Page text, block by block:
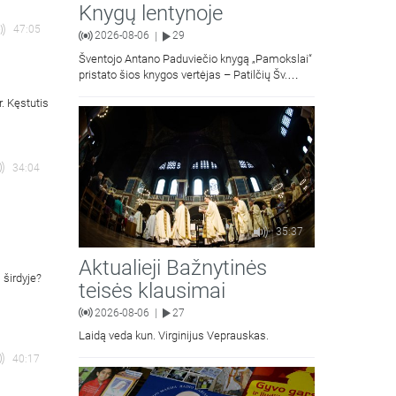
47:05
Kęstutis
34:04
širdyje?
40:17
Knygų lentynoje
2026-08-06 29
Šventojo Antano Paduviečio knygą „Pamokslai“
pristato šios knygos vertėjas – Patilčių Šv.
moralinės teologijos dr. Algirdas Petras
35:37
Aktualieji Bažnytinės
teisės klausimai
2026-08-06 27
Laidą veda kun. Virginijus Veprauskas.